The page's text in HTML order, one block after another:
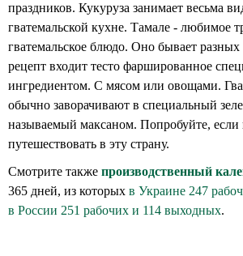
праздников. Кукуруза занимает весьма
гватемальской кухне. Тамале - любимое
гватемальское блюдо. Оно бывает разных
рецепт входит тесто фаршированное
ингредиентом. С мясом или овощами.
обычно заворачивают в специальный
называемый максаном. Попробуйте, если
путешествовать в эту страну.
Смотрите также производственный
365 дней, из которых в Украине 247
в России 251 рабочих и 114 выходных.